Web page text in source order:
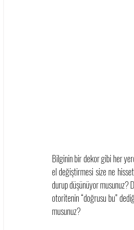
Bilginin bir dekor gibi her
el değiştirmesi size ne
durup düşünüyor musunuz?
otoritenin “doğrusu bu”
musunuz?